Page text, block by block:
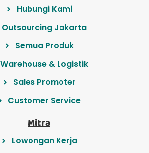
Hubungi Kami
Outsourcing Jakarta
Semua Produk
Warehouse & Logistik
Sales Promoter
Customer Service
Mitra
Lowongan Kerja